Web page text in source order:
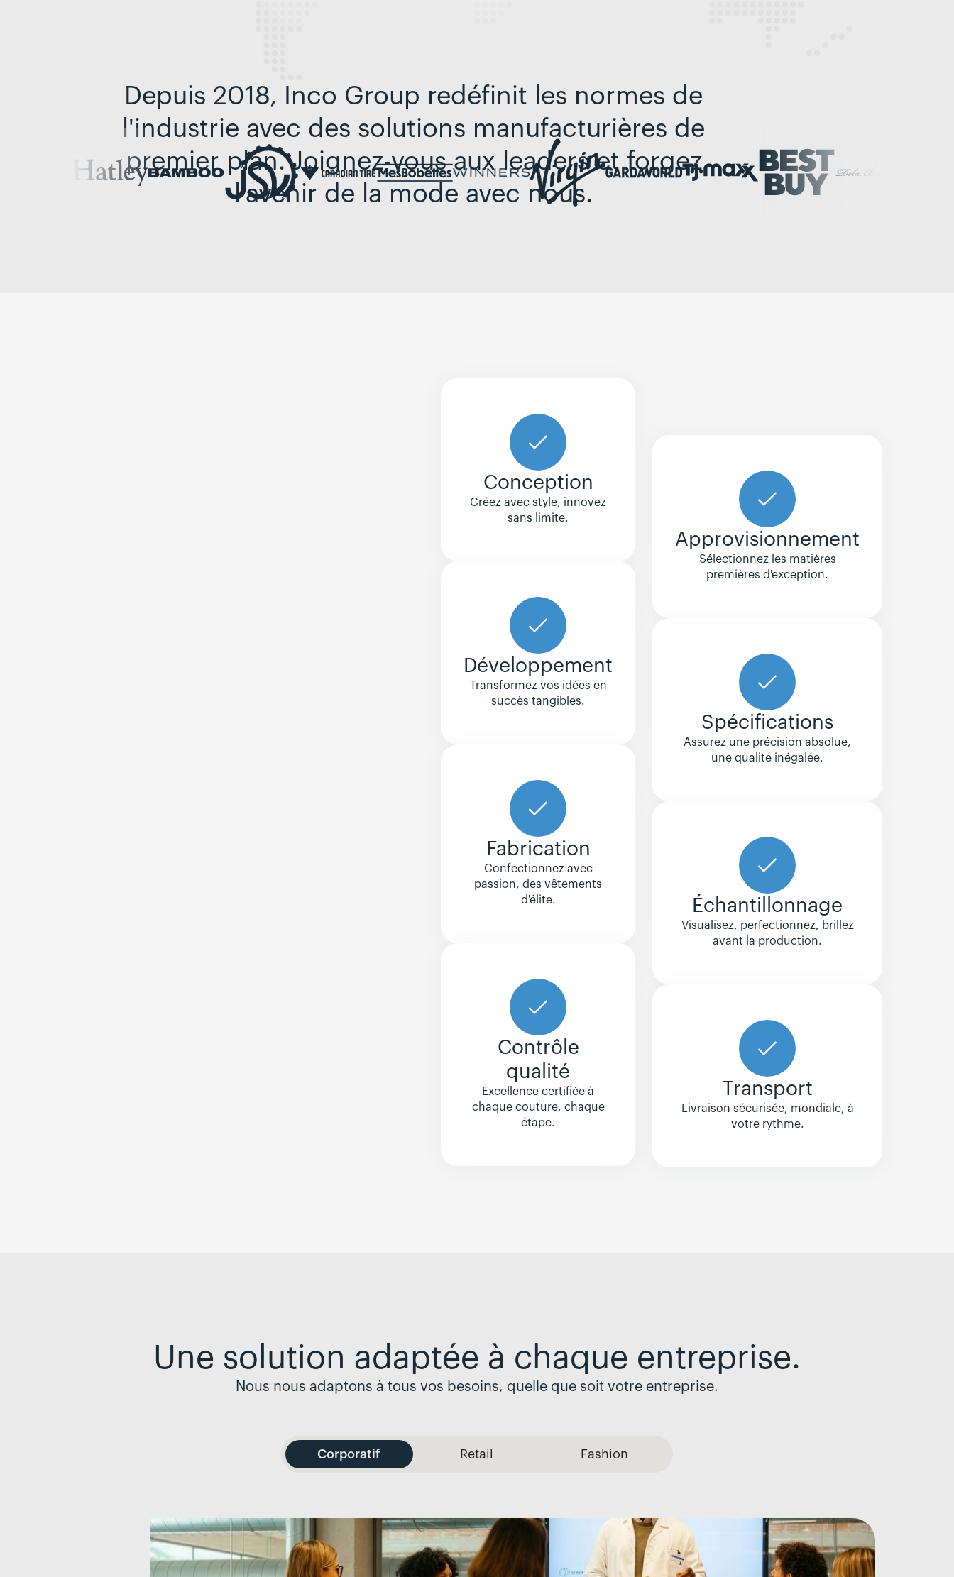
Depuis 2018, Inco Group redéfinit les normes de
l'industrie avec des solutions manufacturières de
premier plan. Joignez-vous aux leaders et forgez
l'avenir de la mode avec nous.
Conception
Créez avec style, innovez
sans limite.
Développement
Transformez vos idées en
succès tangibles.
Fabrication
Confectionnez avec
passion, des vêtements
d'élite.
Contrôle
qualité
Excellence certifiée à
chaque couture, chaque
étape.
Approvisionnement
Sélectionnez les matières
premières d'exception.
Spécifications
Assurez une précision absolue,
une qualité inégalée.
Échantillonnage
Visualisez, perfectionnez, brillez
avant la production.
Transport
Livraison sécurisée, mondiale, à
votre rythme.
Une solution adaptée à chaque entreprise.
Nous nous adaptons à tous vos besoins, quelle que soit votre entreprise.
Corporatif Retail Fashion